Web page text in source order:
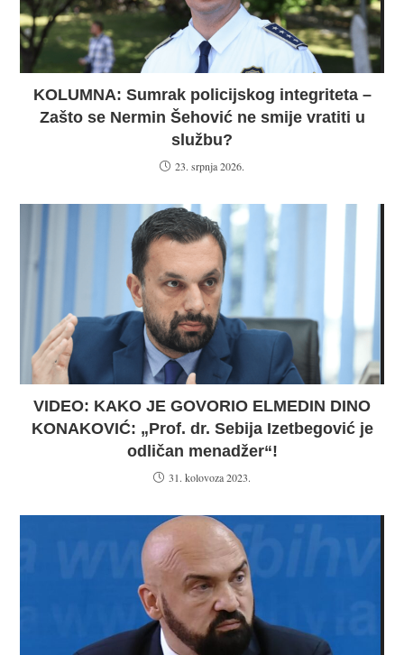
KOLUMNA: Sumrak policijskog integriteta –
Zašto se Nermin Šehović ne smije vratiti u
službu?
23. srpnja 2026.
VIDEO: KAKO JE GOVORIO ELMEDIN DINO
KONAKOVIĆ: „Prof. dr. Sebija Izetbegović je
odličan menadžer“!
31. kolovoza 2023.